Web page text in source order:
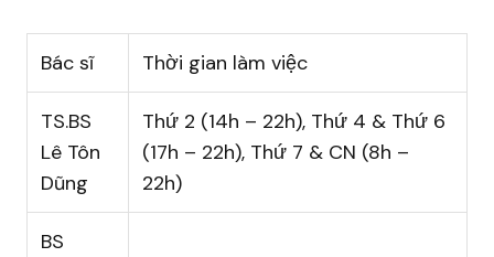
Bác sĩ Thời gian làm việc
TS.BS
Lê Tôn
Dũng
Thứ 2 (14h – 22h), Thứ 4 & Thứ 6
(17h – 22h), Thứ 7 & CN (8h –
22h)
BS